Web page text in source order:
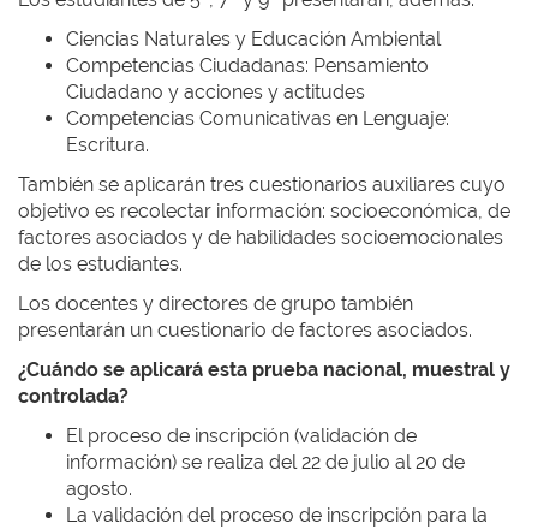
Ciencias Naturales y Educación Ambiental
Competencias Ciudadanas: Pensamiento
Ciudadano y acciones y actitudes
Competencias Comunicativas en Lenguaje:
Escritura.
También se aplicarán tres cuestionarios auxiliares cuyo
objetivo es recolectar información: socioeconómica, de
factores asociados y de habilidades socioemocionales
de los estudiantes.
Los docentes y directores de grupo también
presentarán un cuestionario de factores asociados.
¿Cuándo se aplicará esta prueba nacional, muestral y
controlada?
El proceso de inscripción (validación de
información) se realiza del 22 de julio al 20 de
agosto.
La validación del proceso de inscripción para la